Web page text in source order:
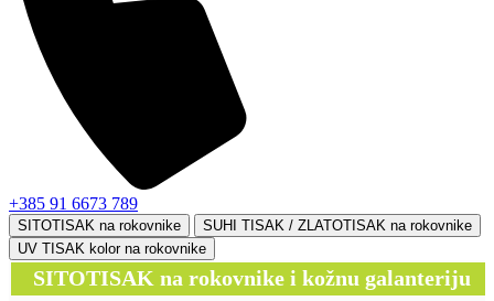
+385 91 6673 789
SITOTISAK na rokovnike
SUHI TISAK / ZLATOTISAK na rokovnike
UV TISAK kolor na rokovnike
SITOTISAK na rokovnike i kožnu galanteriju